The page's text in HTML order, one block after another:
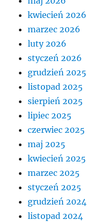
kwiecień 2026
marzec 2026
luty 2026
styczeń 2026
grudzień 2025
listopad 2025
sierpień 2025
lipiec 2025
czerwiec 2025
maj 2025
kwiecień 2025
marzec 2025
styczeń 2025
grudzień 2024
listopad 2024